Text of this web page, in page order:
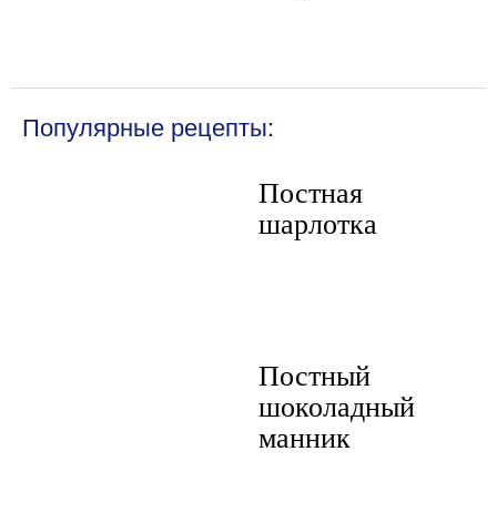
Популярные рецепты:
Постная
шарлотка
Постный
шоколадный
манник